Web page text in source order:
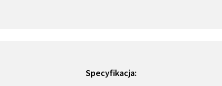
Specyfikacja: